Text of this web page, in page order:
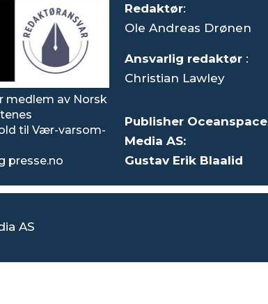
medlem av Norsk
til Vær-varsom-
presse.no
Redaktør:
Ole Andreas Drønen
Ansvarlig redaktør :
Christian Lawley
Publisher Oceanspace
Media AS:
Gustav Erik Blaalid
AS